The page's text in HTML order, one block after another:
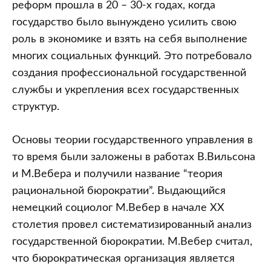
реформ прошла в 20 – 30-х годах, когда
государство было вынуждено усилить свою
роль в экономике и взять на себя выполнение
многих социальных функций. Это потребовало
создания профессиональной государственной
службы и укрепления всех государственных
структур.
Основы теории государственного управления в
то время были заложены в работах В.Вильсона
и М.Вебера и получили название “теория
рациональной бюрократии”. Выдающийся
немецкий социолог М.Вебер в начале XX
столетия провел систематизированный анализ
государственной бюрократии. М.Вебер считал,
что бюрократическая организация является